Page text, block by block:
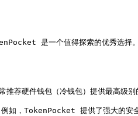
是一个值得探索的优秀选
荐硬件钱包（冷钱包）提供最高级别
如，TokenPocket 提供了强大的